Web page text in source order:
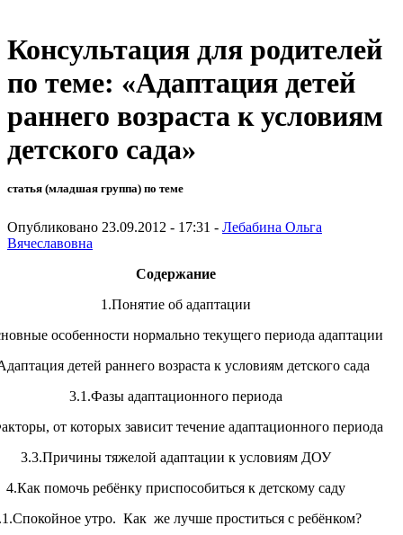
Консультация для родителей
по теме: «Адаптация детей
раннего возраста к условиям
детского сада»
статья (младшая группа) по теме
Опубликовано 23.09.2012 - 17:31 - Лебабина Ольга
Вячеславовна
Содержание
1.Понятие об адаптации
особенности нормально текущего периода адаптации
детей раннего возраста к условиям детского сада
3.1.Фазы адаптационного периода
от которых зависит течение адаптационного периода
3.3.Причины тяжелой адаптации к условиям ДОУ
4.Как помочь ребёнку приспособиться к детскому саду
утро. Как же лучше проститься с ребёнком?